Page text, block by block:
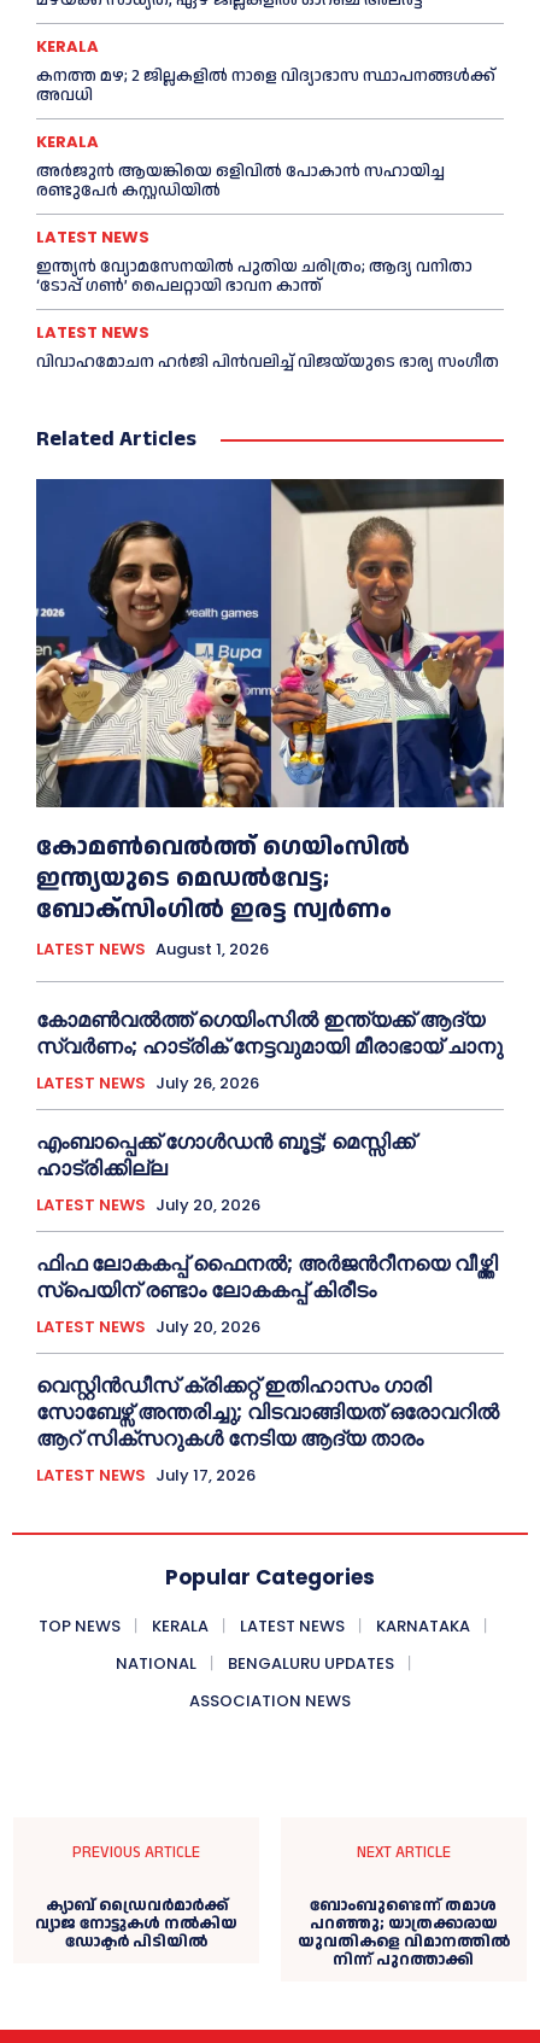
KERALA
കനത്ത മഴ; 2 ജില്ലകളില്‍ നാളെ വിദ്യാഭാസ സ്ഥാപനങ്ങള്‍ക്ക്
അവധി
KERALA
അര്‍ജുന്‍ ആയങ്കിയെ ഒളിവില്‍ പോകാന്‍ സഹായിച്ച
രണ്ടുപേര്‍ കസ്റ്റഡിയില്‍
LATEST NEWS
ഇന്ത്യൻ വ്യോമസേനയില്‍ പുതിയ ചരിത്രം; ആദ്യ വനിതാ
‘ടോപ്പ് ഗണ്‍’ പൈലറ്റായി ഭാവന കാന്ത്
LATEST NEWS
വിവാഹമോചന ഹര്‍ജി പിൻവലിച്ച്‌ വിജയ്‌യുടെ ഭാര്യ സംഗീത
Related Articles
കോമൺവെൽത്ത് ഗെയിംസില്‍
ഇന്ത്യയുടെ മെഡൽവേട്ട;
ബോക്സിംഗിൽ ഇരട്ട സ്വർണം
LATEST NEWS August 1, 2026
കോമൺവൽത്ത് ഗെയിംസിൽ ഇന്ത്യക്ക് ആദ്യ
സ്വർണം; ഹാട്രിക് നേട്ടവുമായി മീരാഭായ് ചാനു
LATEST NEWS July 26, 2026
എംബാപ്പെക്ക് ഗോൾഡൻ ബൂട്ട്; മെസ്സിക്ക്
ഹാട്രിക്കില്ല
LATEST NEWS July 20, 2026
ഫിഫ ലോകകപ്പ് ഫൈനൽ; അർജന്‍റീനയെ വീഴ്ത്തി
സ്പെയിന് രണ്ടാം ലോകകപ്പ് കിരീടം
LATEST NEWS July 20, 2026
വെസ്റ്റിൻഡീസ് ക്രിക്കറ്റ് ഇതിഹാസം ഗാരി
സോബേഴ്സ് അന്തരിച്ചു; വിടവാങ്ങിയത് ഒരോവറിൽ
ആറ് സിക്സറുകൾ നേടിയ ആദ്യ താരം
LATEST NEWS July 17, 2026
Popular Categories
TOP NEWS KERALA LATEST NEWS
KARNATAKA
NATIONAL
BENGALURU UPDATES
ASSOCIATION NEWS
PREVIOUS ARTICLE
ക്യാബ് ഡ്രൈവർമാർക്ക്
വ്യാജ നോട്ടുകൾ നൽകിയ
ഡോക്ടർ പിടിയിൽ
NEXT ARTICLE
ബോംബുണ്ടെന്ന് തമാശ
പറഞ്ഞു; യാത്രക്കാരായ
യുവതികളെ വിമാനത്തിൽ
നിന്ന് പുറത്താക്കി